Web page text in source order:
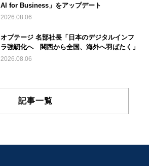
AI for Business」をアップデート
2026.08.06
オプテージ 名部社長「日本のデジタルインフ
ラ強靭化へ 関西から全国、海外へ羽ばたく」
2026.08.06
記事一覧